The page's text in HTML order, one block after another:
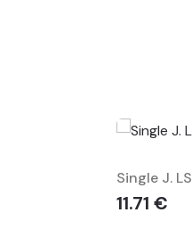
Single J. LS
11.71 €